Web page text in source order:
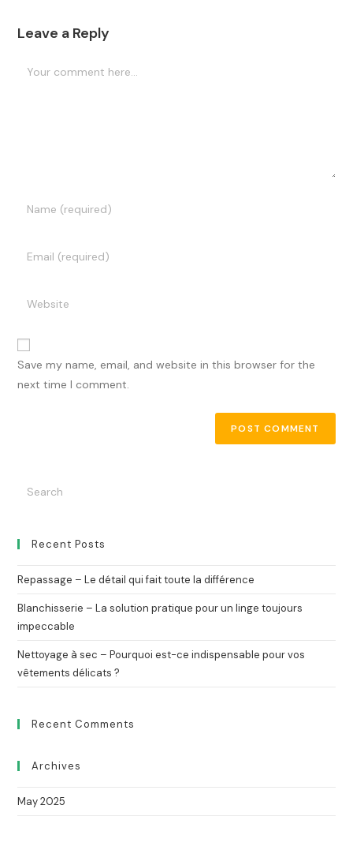
Leave a Reply
Comment
Enter
or
to
Enter
address
comment
Enter
website
URL
(optional)
Save my name, email, and website in this browser for the
next time I comment.
n
Recent Posts
Repassage – Le détail qui fait toute la différence
Blanchisserie – La solution pratique pour un linge toujours
impeccable
Nettoyage à sec – Pourquoi est-ce indispensable pour vos
vêtements délicats ?
Recent Comments
Archives
May 2025